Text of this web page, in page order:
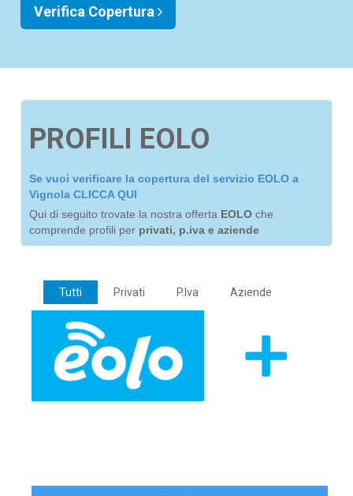
Verifica Copertura
PROFILI EOLO
Se vuoi verificare la copertura del servizio EOLO a
Vignola CLICCA QUI
Qui di seguito trovate la nostra offerta EOLO che
comprende profili per privati, p.iva e aziende
Tutti Privati P.Iva Aziende